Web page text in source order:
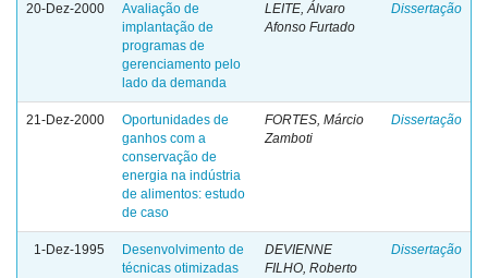
20-Dez-2000
Avaliação de
implantação de
programas de
gerenciamento pelo
lado da demanda
LEITE, Álvaro
Afonso Furtado
Dissertação
21-Dez-2000
Oportunidades de
ganhos com a
conservação de
energia na indústria
de alimentos: estudo
de caso
FORTES, Márcio
Zamboti
Dissertação
1-Dez-1995
Desenvolvimento de
técnicas otimizadas
DEVIENNE
FILHO, Roberto
Dissertação